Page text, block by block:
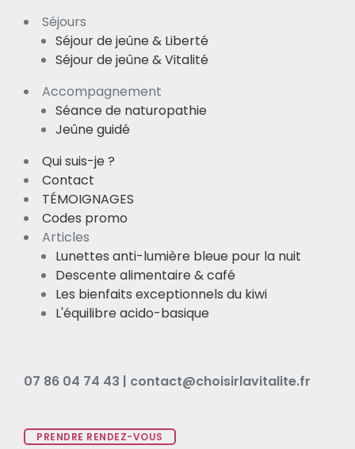
Séjours
Séjour de jeûne & Liberté
Séjour de jeûne & Vitalité
Accompagnement
Séance de naturopathie
Jeûne guidé
Qui suis-je ?
Contact
TÉMOIGNAGES
Codes promo
Articles
Lunettes anti-lumière bleue pour la nuit
Descente alimentaire & café
Les bienfaits exceptionnels du kiwi
L'équilibre acido-basique
07 86 04 74 43 | contact@choisirlavitalite.fr
PRENDRE RENDEZ-VOUS